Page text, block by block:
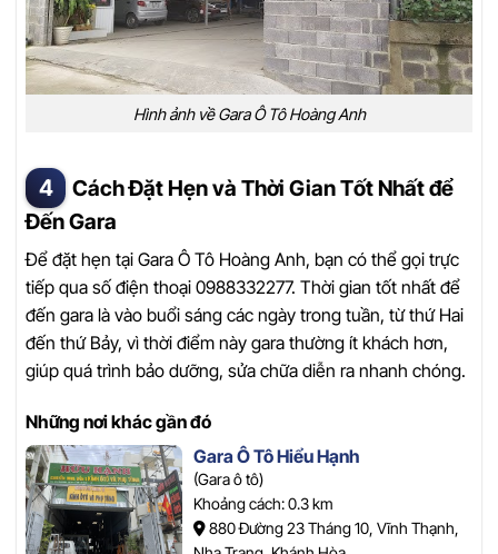
Hình ảnh về Gara Ô Tô Hoàng Anh
Cách Đặt Hẹn và Thời Gian Tốt Nhất để
Đến Gara
Để đặt hẹn tại Gara Ô Tô Hoàng Anh, bạn có thể gọi trực
tiếp qua số điện thoại 0988332277. Thời gian tốt nhất để
đến gara là vào buổi sáng các ngày trong tuần, từ thứ Hai
đến thứ Bảy, vì thời điểm này gara thường ít khách hơn,
giúp quá trình bảo dưỡng, sửa chữa diễn ra nhanh chóng.
Những nơi khác gần đó
Gara Ô Tô Hiểu Hạnh
(Gara ô tô)
Khoảng cách: 0.3 km
880 Đường 23 Tháng 10, Vĩnh Thạnh,